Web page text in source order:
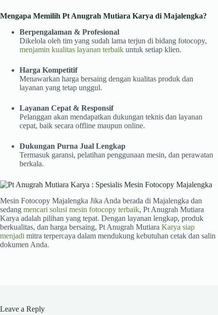
Mengapa Memilih Pt Anugrah Mutiara Karya di Majalengka?
Berpengalaman & Profesional
Dikelola oleh tim yang sudah lama terjun di bidang fotocopy,
menjamin kualitas layanan terbaik untuk setiap klien.
Harga Kompetitif
Menawarkan harga bersaing dengan kualitas produk dan
layanan yang tetap unggul.
Layanan Cepat & Responsif
Pelanggan akan mendapatkan dukungan teknis dan layanan
cepat, baik secara offline maupun online.
Dukungan Purna Jual Lengkap
Termasuk garansi, pelatihan penggunaan mesin, dan perawatan
berkala.
Mesin Fotocopy Majalengka Jika Anda berada di Majalengka dan
sedang mencari solusi mesin fotocopy terbaik, Pt Anugrah Mutiara
Karya adalah pilihan yang tepat. Dengan layanan lengkap, produk
berkualitas, dan harga bersaing, Pt Anugrah Mutiara Karya siap
menjadi mitra terpercaya dalam mendukung kebutuhan cetak dan salin
dokumen Anda.
Leave a Reply